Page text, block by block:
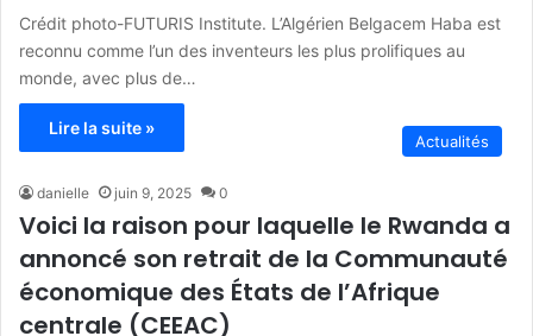
Crédit photo-FUTURIS Institute. L’Algérien Belgacem Haba est
reconnu comme l’un des inventeurs les plus prolifiques au
monde, avec plus de…
Lire la suite »
Actualités
danielle juin 9, 2025 0
Voici la raison pour laquelle le Rwanda a
annoncé son retrait de la Communauté
économique des États de l’Afrique
centrale (CEEAC)